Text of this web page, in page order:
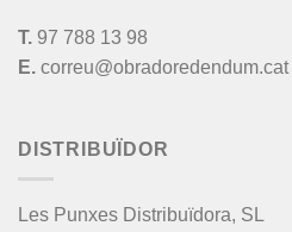
T. 97 788 13 98
E. correu@obradoredendum.cat
DISTRIBUÏDOR
Les Punxes Distribuïdora, SL